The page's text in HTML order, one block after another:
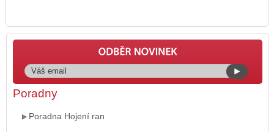
Poradny
Poradna Hojení ran